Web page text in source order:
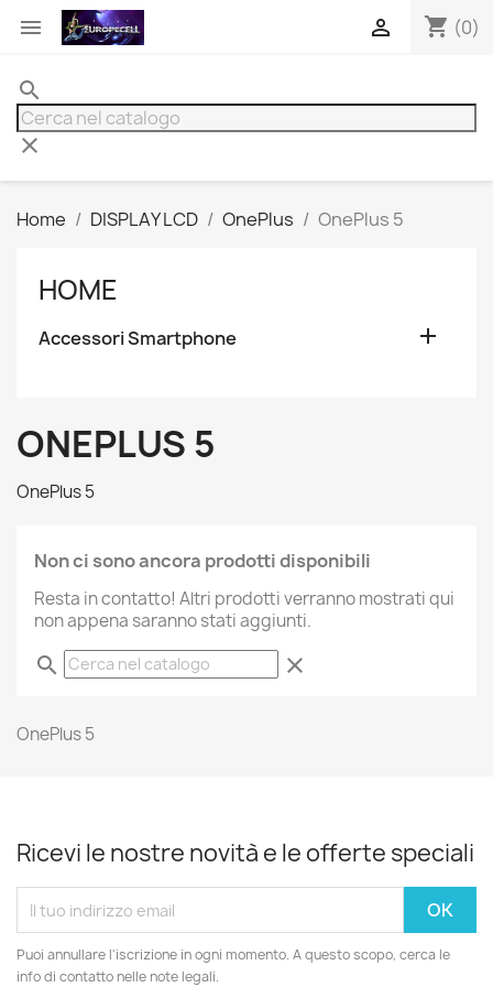
 shopping_cart (0)

search
clear
Home DISPLAY LCD OnePlus OnePlus 5
HOME
Accessori Smartphone 
ONEPLUS 5
OnePlus 5
Non ci sono ancora prodotti disponibili
Resta in contatto! Altri prodotti verranno mostrati qui
non appena saranno stati aggiunti.
search clear
OnePlus 5
Ricevi le nostre novità e le offerte speciali
Puoi annullare l'iscrizione in ogni momento. A questo scopo, cerca le
info di contatto nelle note legali.